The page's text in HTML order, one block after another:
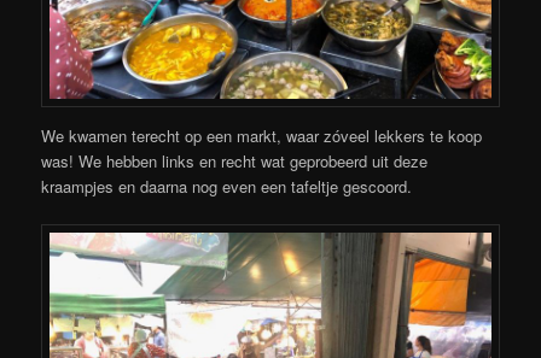
We kwamen terecht op een markt, waar zóveel lekkers te koop
was! We hebben links en recht wat geprobeerd uit deze
kraampjes en daarna nog even een tafeltje gescoord.